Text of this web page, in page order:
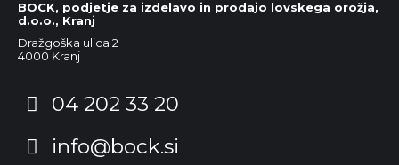
BOCK, podjetje za izdelavo in prodajo lovskega orožja,
d.o.o., Kranj
Dražgoška ulica 2
4000 Kranj
04 202 33 20
info@bock.si